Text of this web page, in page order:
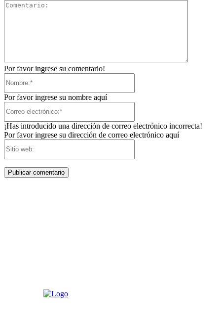
Por favor ingrese su comentario!
Por favor ingrese su nombre aquí
¡Has introducido una dirección de correo electrónico incorrecta!
Por favor ingrese su dirección de correo electrónico aquí